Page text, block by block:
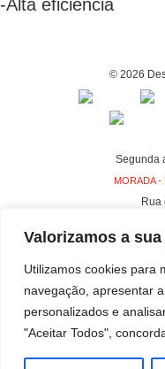
Valorizamos a
Utilizamos cookies para
navegação, apresentar
personalizados e
"Aceitar Todos",
-Alta eficiência
© 2026
Segunda
MORADA -
Rua
Rua
4440-